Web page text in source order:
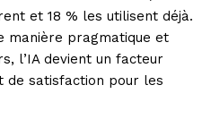
et 18 % les utilisent déjà.
manière pragmatique et
l’IA devient un facteur
de satisfaction pour les